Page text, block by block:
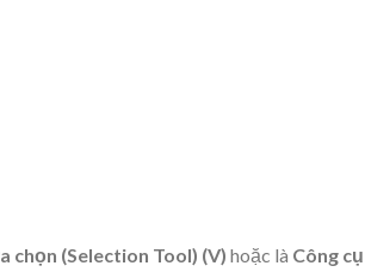
chọn (Selection Tool) (V) hoặc là Công cụ